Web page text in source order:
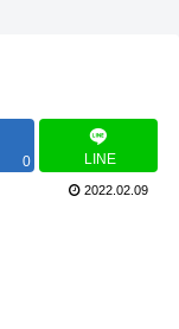
0 LINE
2022.02.09